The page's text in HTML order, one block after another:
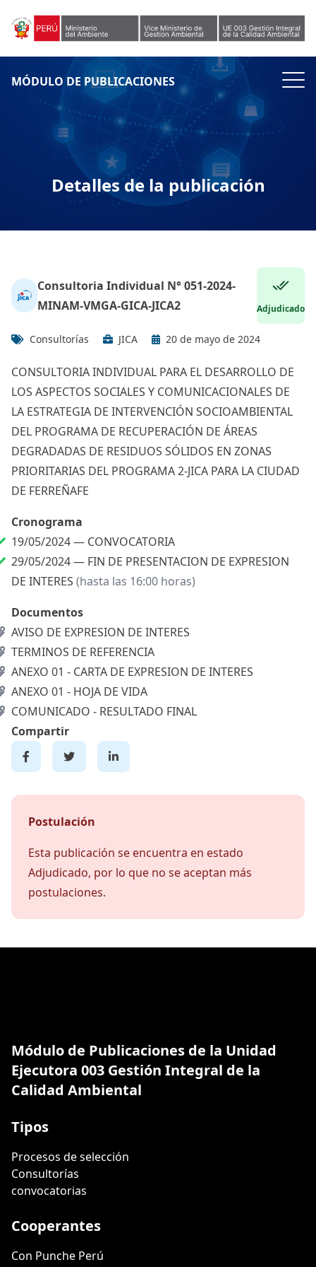
MÓDULO DE PUBLICACIONES
Detalles de la publicación
Consultoria Individual N° 051-2024-
MINAM-VMGA-GICA-JICA2
Adjudicado
Consultorías JICA 20 de mayo de 2024
CONSULTORIA INDIVIDUAL PARA EL DESARROLLO DE
LOS ASPECTOS SOCIALES Y COMUNICACIONALES DE
LA ESTRATEGIA DE INTERVENCIÓN SOCIOAMBIENTAL
DEL PROGRAMA DE RECUPERACIÓN DE ÁREAS
DEGRADADAS DE RESIDUOS SÓLIDOS EN ZONAS
PRIORITARIAS DEL PROGRAMA 2-JICA PARA LA CIUDAD
DE FERREÑAFE
Cronograma
19/05/2024 — CONVOCATORIA
29/05/2024 — FIN DE PRESENTACION DE EXPRESION
DE INTERES (hasta las 16:00 horas)
Documentos
AVISO DE EXPRESION DE INTERES
TERMINOS DE REFERENCIA
ANEXO 01 - CARTA DE EXPRESION DE INTERES
ANEXO 01 - HOJA DE VIDA
COMUNICADO - RESULTADO FINAL
Compartir
Postulación
Esta publicación se encuentra en estado
Adjudicado, por lo que no se aceptan más
postulaciones.
Módulo de Publicaciones de la Unidad
Ejecutora 003 Gestión Integral de la
Calidad Ambiental
Tipos
Procesos de selección
Consultorías
convocatorias
Cooperantes
Con Punche Perú